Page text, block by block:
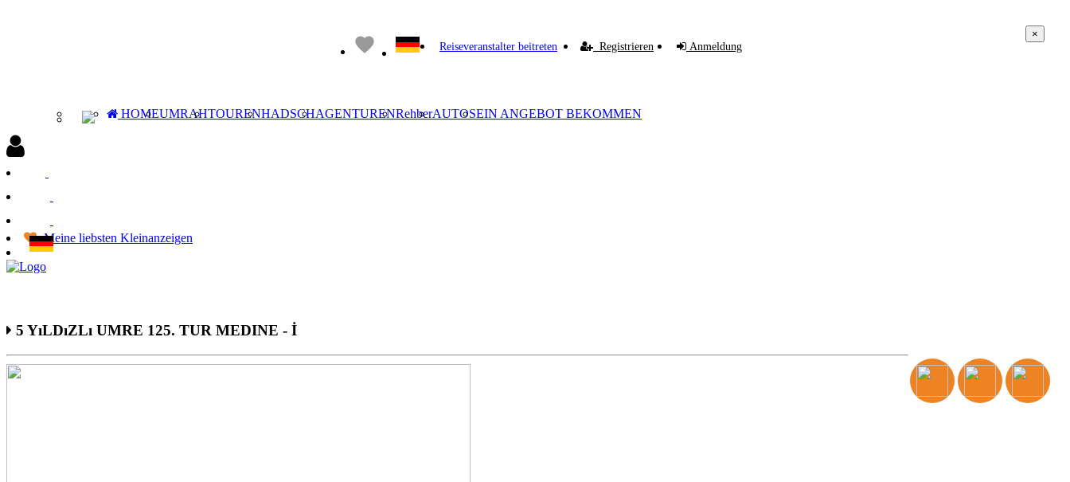
Reiseveranstalter beitreten Registrieren Anmeldung
HOMEUMRAHTOURENHADSCHAGENTURENRehberAUTOSEIN ANGEBOT BEKOMMEN
Meine liebsten Kleinanzeigen
5 YıLDıZLı UMRE 125. TUR MEDINE - İ
×